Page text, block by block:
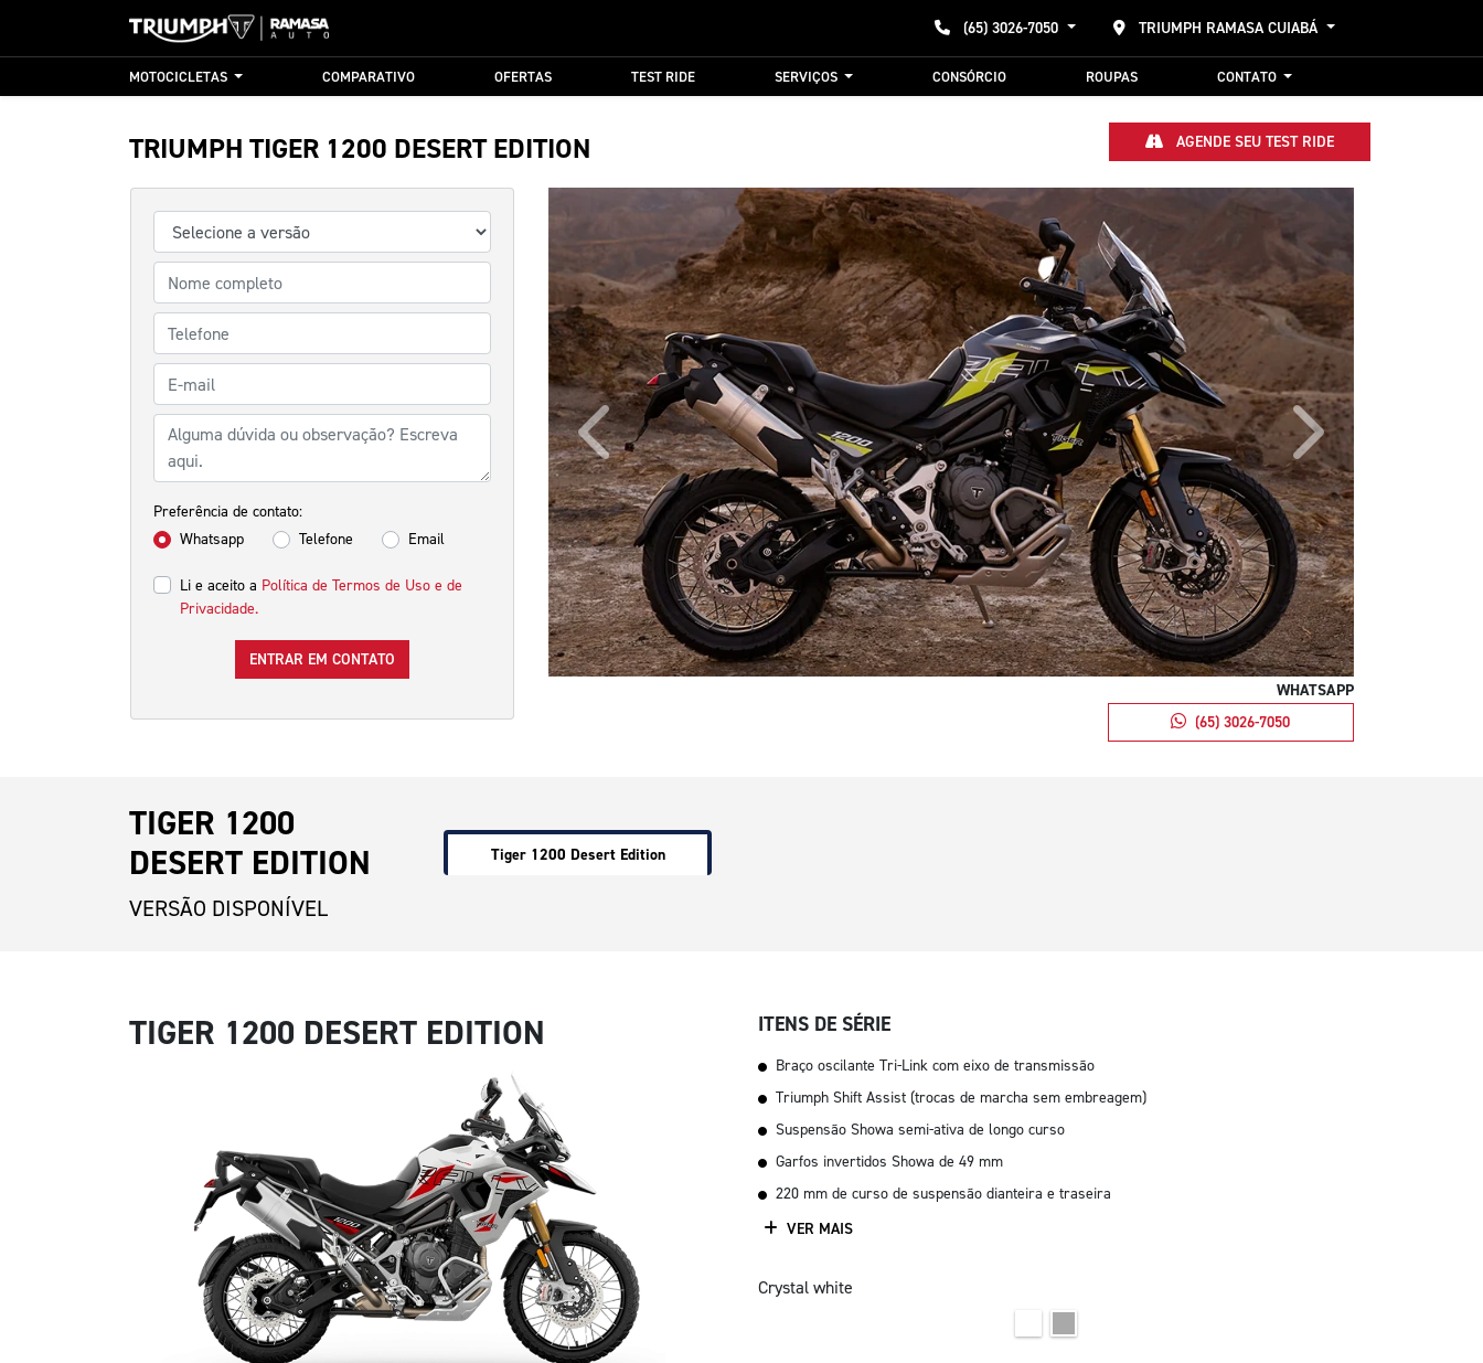
(65) 3026-7050 TRIUMPH RAMASA CUIABÁ
MOTOCICLETAS COMPARATIVO OFERTAS TEST RIDE SERVIÇOS CONSÓRCIO ROUPAS CONTATO
TRIUMPH TIGER 1200 DESERT EDITION AGENDE SEU TEST RIDE
Preferência de contato:
Whatsapp
Telefone Email
Li e aceito a Política de Termos de Uso e de
Privacidade.
ENTRAR EM CONTATO
Anterior Próximo
WHATSAPP
(65) 3026-7050
TIGER 1200
DESERT EDITION
VERSÃO DISPONÍVEL
Tiger 1200 Desert Edition
TIGER 1200 DESERT EDITION ITENS DE SÉRIE
Braço oscilante Tri-Link com eixo de transmissão
Triumph Shift Assist (trocas de marcha sem embreagem)
Suspensão Showa semi-ativa de longo curso
Garfos invertidos Showa de 49 mm
220 mm de curso de suspensão dianteira e traseira
VER MAIS
Crystal white